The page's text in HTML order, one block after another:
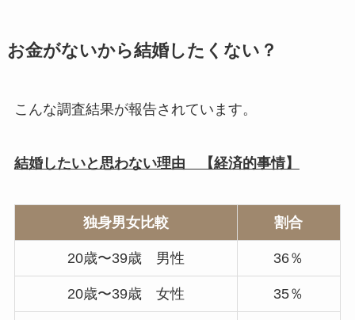
お金がないから結婚したくない？
こんな調査結果が報告されています。
結婚したいと思わない理由 【経済的事情】
独身男女比較 割合
20歳〜39歳 男性 36％
20歳〜39歳 女性 35％